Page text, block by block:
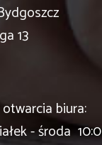
13
biura:
- środa